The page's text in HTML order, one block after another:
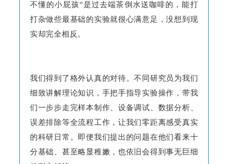
不懂的小屁孩”是过去端茶倒水送咖啡的，能打
打杂做些最基础的实验就很心满意足，没想到现
实却完全相反。
我们得到了格外认真的对待。不同研究员为我们
细致讲解理论知识，手把手指导实验操作，带我
们一步步走完样本制作、设备调试、数据分析、
误差排除等全流程工作，让我们零距离感受真实
的科研日常。即便我们提出的问题在他们看来十
分基础、甚至略显稚嫩，也依旧会得到事无巨细